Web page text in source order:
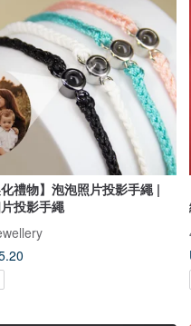
化禮物】泡泡照片投影手繩 |
投影手繩